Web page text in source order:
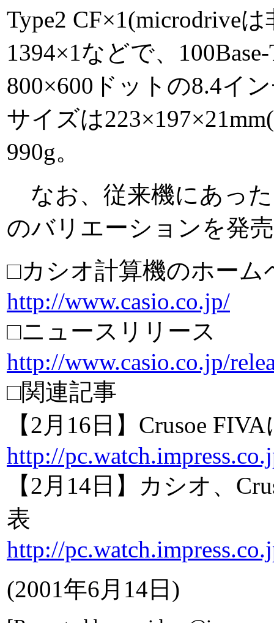
Type2 CF×1(microdrive
1394×1などで、
800×600ドットの8.4イ
サイズは
990g。
なお、従来機にあっ
のバリエーションを発
□カシオ計算機のホーム
http://www.casio.co.jp/
□ニュースリリース
http://www.casio.co.jp/
□関連記事
【2月16日】Crusoe
http://
【2月14日】カシオ、
表
http://
(2001年6月14日)